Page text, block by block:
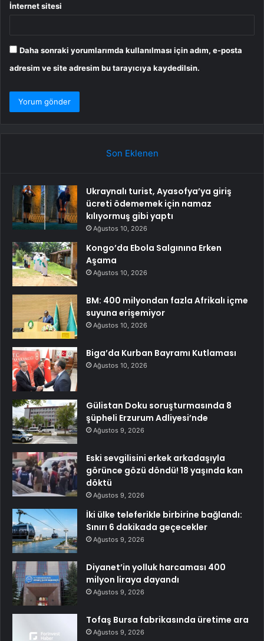
İnternet sitesi
Daha sonraki yorumlarımda kullanılması için adım, e-posta
adresim ve site adresim bu tarayıcıya kaydedilsin.
Son Eklenen
Ukraynalı turist, Ayasofya’ya giriş
ücreti ödememek için namaz
kılıyormuş gibi yaptı
Ağustos 10, 2026
Kongo’da Ebola Salgınına Erken
Aşama
Ağustos 10, 2026
BM: 400 milyondan fazla Afrikalı içme
suyuna erişemiyor
Ağustos 10, 2026
Biga’da Kurban Bayramı Kutlaması
Ağustos 10, 2026
Gülistan Doku soruşturmasında 8
şüpheli Erzurum Adliyesi’nde
Ağustos 9, 2026
Eski sevgilisini erkek arkadaşıyla
görünce gözü döndü! 18 yaşında kan
döktü
Ağustos 9, 2026
İki ülke teleferikle birbirine bağlandı:
Sınırı 6 dakikada geçecekler
Ağustos 9, 2026
Diyanet’in yolluk harcaması 400
milyon liraya dayandı
Ağustos 9, 2026
Tofaş Bursa fabrikasında üretime ara
Ağustos 9, 2026